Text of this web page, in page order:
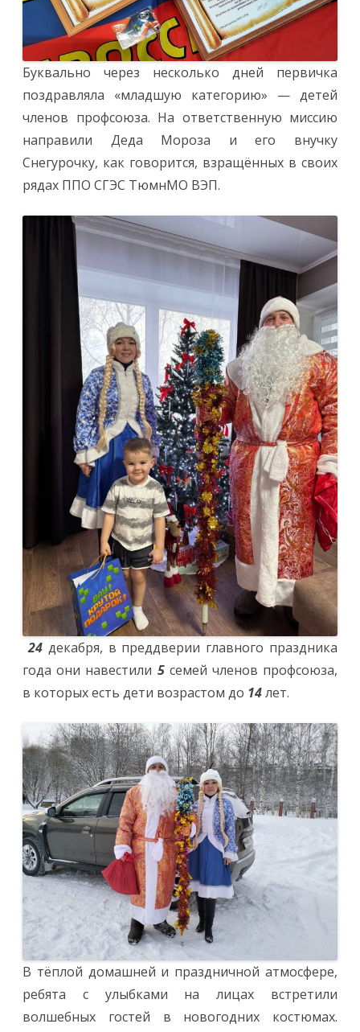
Буквально через несколько дней первичка
поздравляла «младшую категорию» — детей
членов профсоюза. На ответственную миссию
направили Деда Мороза и его внучку
Снегурочку, как говорится, взращённых в своих
рядах ППО СГЭС ТюмнМО ВЭП.
24декабря, в преддверии главного праздника
года они навестили 5 семей членов профсоюза,
в которых есть дети возрастом до 14лет.
В тёплой домашней и праздничной атмосфере,
ребята с улыбками на лицах встретили
волшебных гостей в новогодних костюмах.